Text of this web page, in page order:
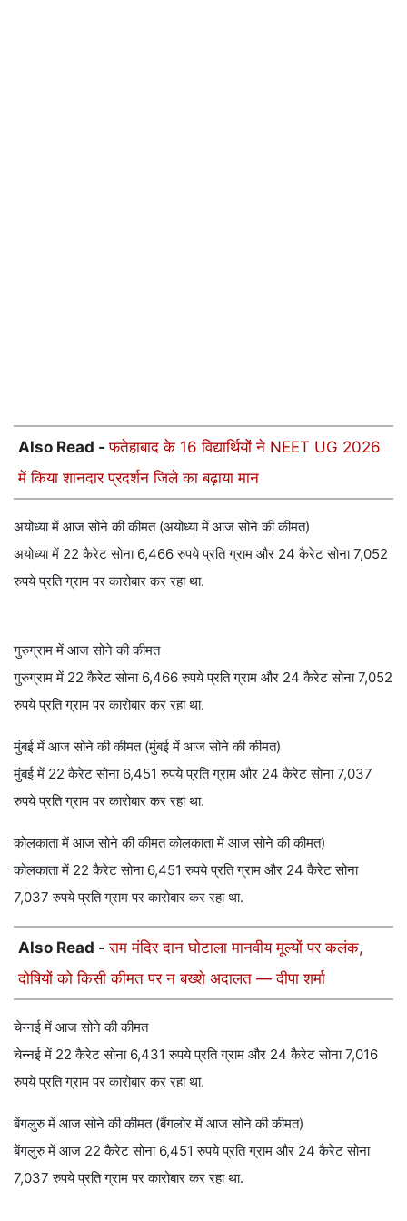
Also Read -फतेहाबाद के 16 विद्यार्थियों ने NEET UG 2026
में किया शानदार प्रदर्शन जिले का बढ़ाया मान
अयोध्या में आज सोने की कीमत (अयोध्या में आज सोने की कीमत)
अयोध्या में 22 कैरेट सोना 6,466 रुपये प्रति ग्राम और 24 कैरेट सोना 7,052
रुपये प्रति ग्राम पर कारोबार कर रहा था.
गुरुग्राम में आज सोने की कीमत
गुरुग्राम में 22 कैरेट सोना 6,466 रुपये प्रति ग्राम और 24 कैरेट सोना 7,052
रुपये प्रति ग्राम पर कारोबार कर रहा था.
मुंबई में आज सोने की कीमत (मुंबई में आज सोने की कीमत)
मुंबई में 22 कैरेट सोना 6,451 रुपये प्रति ग्राम और 24 कैरेट सोना 7,037
रुपये प्रति ग्राम पर कारोबार कर रहा था.
कोलकाता में आज सोने की कीमत कोलकाता में आज सोने की कीमत)
कोलकाता में 22 कैरेट सोना 6,451 रुपये प्रति ग्राम और 24 कैरेट सोना
7,037 रुपये प्रति ग्राम पर कारोबार कर रहा था.
Also Read -राम मंदिर दान घोटाला मानवीय मूल्यों पर कलंक,
दोषियों को किसी कीमत पर न बख्शे अदालत — दीपा शर्मा
चेन्नई में आज सोने की कीमत
चेन्नई में 22 कैरेट सोना 6,431 रुपये प्रति ग्राम और 24 कैरेट सोना 7,016
रुपये प्रति ग्राम पर कारोबार कर रहा था.
बेंगलुरु में आज सोने की कीमत (बैंगलोर में आज सोने की कीमत)
बेंगलुरु में आज 22 कैरेट सोना 6,451 रुपये प्रति ग्राम और 24 कैरेट सोना
7,037 रुपये प्रति ग्राम पर कारोबार कर रहा था.